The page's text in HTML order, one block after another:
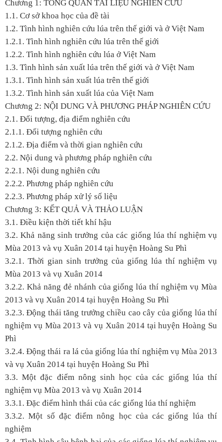
Chương 1: TỔNG QUAN TÀI LIỆU NGHIÊN CỨU
1.1. Cơ sở khoa học của đề tài
1.2. Tình hình nghiên cứu lúa trên thế giới và ở Việt Nam
1.2.1. Tình hình nghiên cứu lúa trên thế giới
1.2.2. Tình hình nghiên cứu lúa ở Việt Nam
1.3. Tình hình sản xuất lúa trên thế giới và ở Việt Nam
1.3.1. Tình hình sản xuất lúa trên thế giới
1.3.2. Tình hình sản xuất lúa của Việt Nam
Chương 2: NỘI DUNG VÀ PHƯƠNG PHÁP NGHIÊN CỨU
2.1. Đối tượng, địa điểm nghiên cứu
2.1.1. Đối tượng nghiên cứu
2.1.2. Địa điểm và thời gian nghiên cứu
2.2. Nội dung và phương pháp nghiên cứu
2.2.1. Nội dung nghiên cứu
2.2.2. Phương pháp nghiên cứu
2.2.3. Phương pháp xử lý số liệu
Chương 3: KẾT QUẢ VÀ THẢO LUẬN
3.1. Điều kiện thời tiết khí hậu
3.2. Khả năng sinh trưởng của các giống lúa thí nghiệm vụ
Mùa 2013 và vụ Xuân 2014 tại huyện Hoàng Su Phì
3.2.1. Thời gian sinh trưởng của giống lúa thí nghiệm vụ
Mùa 2013 và vụ Xuân 2014
3.2.2. Khả năng đẻ nhánh của giống lúa thí nghiệm vụ Mùa
2013 và vụ Xuân 2014 tại huyện Hoàng Su Phì
3.2.3. Động thái tăng trưởng chiều cao cây của giống lúa thí
nghiệm vụ Mùa 2013 và vụ Xuân 2014 tại huyện Hoàng Su
Phì
3.2.4. Động thái ra lá của giống lúa thí nghiệm vụ Mùa 2013
và vụ Xuân 2014 tại huyện Hoàng Su Phì
3.3. Một đặc điểm nông sinh học của các giống lúa thí
nghiệm vụ Mùa 2013 và vụ Xuân 2014
3.3.1. Đặc điểm hình thái của các giống lúa thí nghiệm
3.3.2. Một số đặc điểm nông học của các giống lúa thí
nghiệm